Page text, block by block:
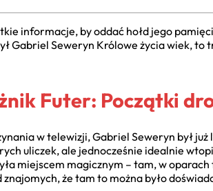
informacje, by oddać hołd jego
Gabriel Seweryn Królowe życia wiek, to
Futer: Początki
w telewizji, Gabriel Seweryn był już
uliczek, ale jednocześnie idealnie
miejscem magicznym – tam, w
znajomych, że tam to można było